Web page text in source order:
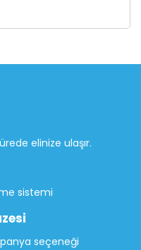
elinize ulaşır.
sistemi
seçeneği